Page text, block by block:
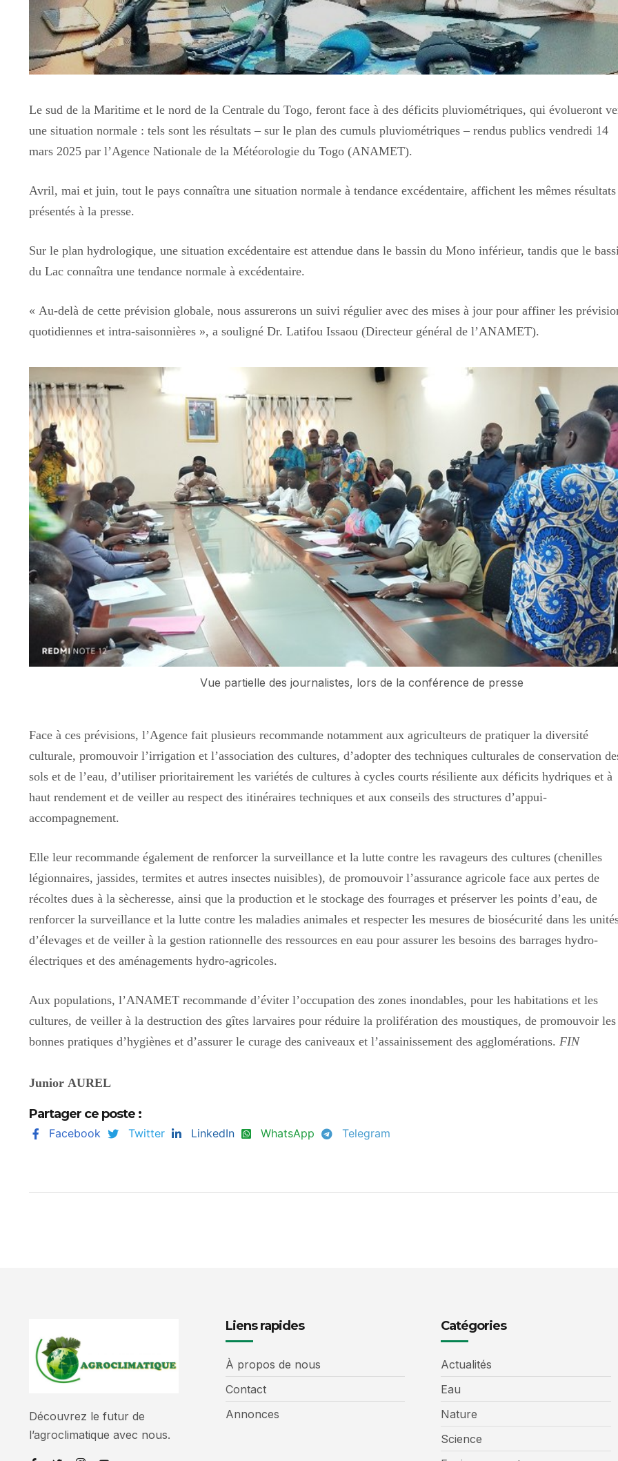
Le sud de la Maritime et le nord de la Centrale du Togo, feront face à des déficits pluviométriques, qui évolueront
une situation normale : tels sont les résultats – sur le plan des cumuls pluviométriques – rendus publics vendredi 14
mars 2025 par l’Agence Nationale de la Météorologie du Togo (ANAMET).
Avril, mai et juin, tout le pays connaîtra une situation normale à tendance excédentaire, affichent les mêmes résultats
présentés à la presse.
Sur le plan hydrologique, une situation excédentaire est attendue dans le bassin du Mono inférieur, tandis que le
du Lac connaîtra une tendance normale à excédentaire.
« Au-delà de cette prévision globale, nous assurerons un suivi régulier avec des mises à jour pour affiner les
quotidiennes et intra-saisonnières », a souligné Dr. Latifou Issaou (Directeur général de l’ANAMET).
Vue partielle des journalistes, lors de la conférence de presse
Face à ces prévisions, l’Agence fait plusieurs recommande notamment aux agriculteurs de pratiquer la diversité
culturale, promouvoir l’irrigation et l’association des cultures, d’adopter des techniques culturales de conservation
sols et de l’eau, d’utiliser prioritairement les variétés de cultures à cycles courts résiliente aux déficits hydriques et à
haut rendement et de veiller au respect des itinéraires techniques et aux conseils des structures d’appui-
accompagnement.
Elle leur recommande également de renforcer la surveillance et la lutte contre les ravageurs des cultures (chenilles
légionnaires, jassides, termites et autres insectes nuisibles), de promouvoir l’assurance agricole face aux pertes de
récoltes dues à la sècheresse, ainsi que la production et le stockage des fourrages et préserver les points d’eau, de
renforcer la surveillance et la lutte contre les maladies animales et respecter les mesures de biosécurité dans les
d’élevages et de veiller à la gestion rationnelle des ressources en eau pour assurer les besoins des barrages hydro-
électriques et des aménagements hydro-agricoles.
Aux populations, l’ANAMET recommande d’éviter l’occupation des zones inondables, pour les habitations et les
cultures, de veiller à la destruction des gîtes larvaires pour réduire la prolifération des moustiques, de promouvoir les
bonnes pratiques d’hygiènes et d’assurer le curage des caniveaux et l’assainissement des agglomérations. FIN
Junior AUREL
Partager ce poste :
Facebook Twitter LinkedIn WhatsApp Telegram
Découvrez le futur de
l’agroclimatique avec nous.
Liens rapides
À propos de nous
Contact
Annonces
Catégories
Actualités
Eau
Nature
Science